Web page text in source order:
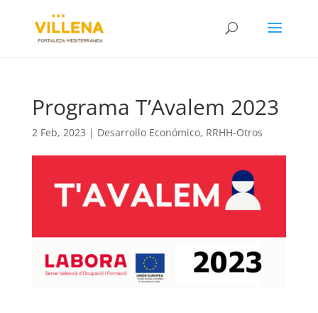
Programa T’Avalem 2023
2 Feb, 2023 | Desarrollo Económico, RRHH-Otros